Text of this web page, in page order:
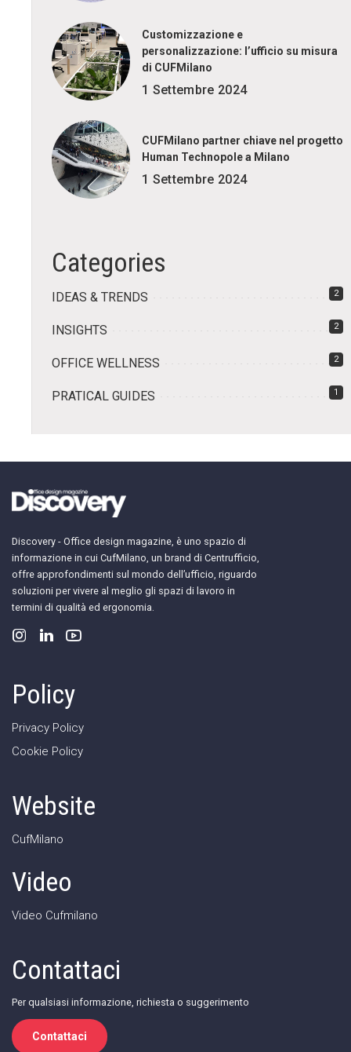
Customizzazione e
personalizzazione: l’ufficio su misura
di CUFMilano
1 Settembre 2024
CUFMilano partner chiave nel progetto
Human Technopole a Milano
1 Settembre 2024
Categories
IDEAS & TRENDS 2
INSIGHTS 2
OFFICE WELLNESS 2
PRATICAL GUIDES 1
Discovery - Office design magazine, è uno spazio di
informazione in cui CufMilano, un brand di Centrufficio,
offre approfondimenti sul mondo dell’ufficio, riguardo
soluzioni per vivere al meglio gli spazi di lavoro in
termini di qualità ed ergonomia.
Policy
Privacy Policy
Cookie Policy
Website
CufMilano
Video
Video Cufmilano
Contattaci
Per qualsiasi informazione, richiesta o suggerimento
Contattaci